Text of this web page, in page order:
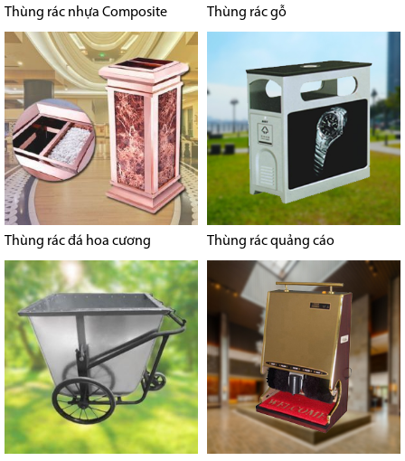
Thùng rác nhựa Composite Thùng rác gỗ
Thùng rác đá hoa cương Thùng rác quảng cáo